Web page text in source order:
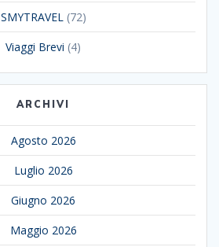
SMYTRAVEL (72)
Viaggi Brevi (4)
ARCHIVI
Agosto 2026
Luglio 2026
Giugno 2026
Maggio 2026